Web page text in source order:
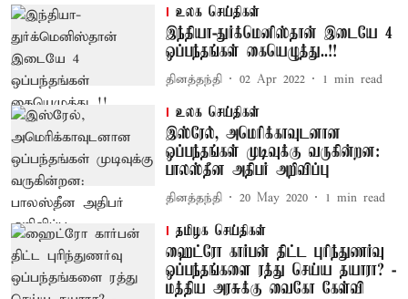
உலக செய்திகள்
இந்தியா-துர்க்மெனிஸ்தான் இடையே 4
ஒப்பந்தங்கள் கையெழுத்து..!!
தினத்தந்தி 02 Apr 2022 1 min read
உலக செய்திகள்
இஸ்ரேல், அமெரிக்காவுடனான
ஒப்பந்தங்கள் முடிவுக்கு வருகின்றன:
பாலஸ்தீன அதிபர் அறிவிப்பு
தினத்தந்தி 20 May 2020 1 min read
தமிழக செய்திகள்
ஹைட்ரோ கார்பன் திட்ட புரிந்துணர்வு
ஒப்பந்தங்களை ரத்து செய்ய தயாரா? -
மத்திய அரசுக்கு வைகோ கேள்வி